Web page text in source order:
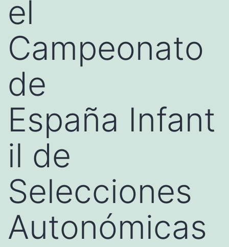
el
Campeonato
de
España Infant
il de
Selecciones
Autonómicas